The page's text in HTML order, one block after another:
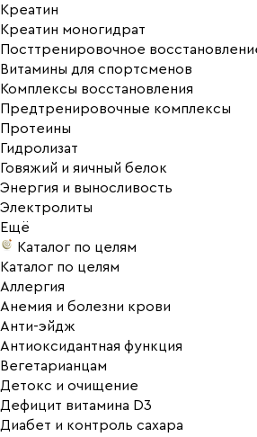
Креатин
Креатин моногидрат
Посттренировочное
Витамины для спортсменов
Комплексы восстановления
Предтренировочные комплексы
Протеины
Гидролизат
Говяжий и яичный белок
Энергия и выносливость
Электролиты
Ещё
Каталог по целям
Каталог по целям
Аллергия
Анемия и болезни крови
Анти-эйдж
Антиоксидантная функция
Вегетарианцам
Детокс и очищение
Дефицит витамина D3
Диабет и контроль сахара